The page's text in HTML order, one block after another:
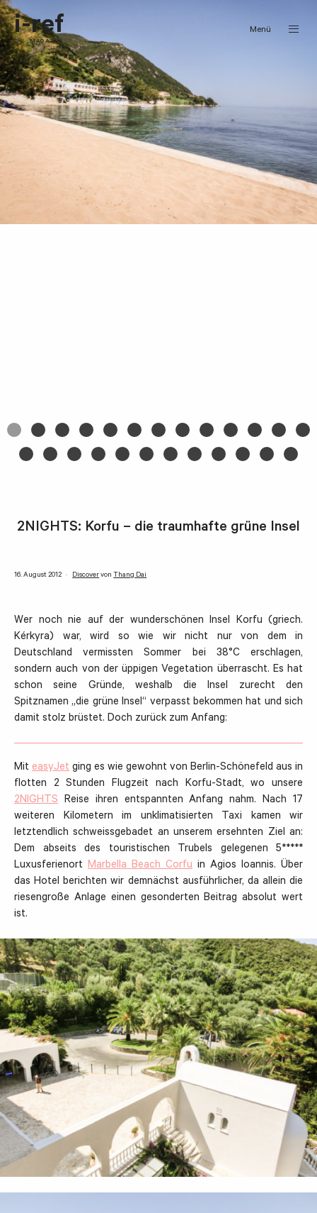
i-ref
MAGAZIN
Menü
2NIGHTS: Korfu – die traumhafte grüne Insel
16. August 2012 Discovervon Thang Dai
Wer noch nie auf der wunderschönen Insel Korfu (griech.
Kérkyra) war, wird so wie wir nicht nur von dem in
Deutschland vermissten Sommer bei 38°C erschlagen,
sondern auch von der üppigen Vegetation überrascht. Es hat
schon seine Gründe, weshalb die Insel zurecht den
Spitznamen „die grüne Insel“ verpasst bekommen hat und sich
damit stolz brüstet. Doch zurück zum Anfang:
Mit easyJet ging es wie gewohnt von Berlin-Schönefeld aus in
flotten 2 Stunden Flugzeit nach Korfu-Stadt, wo unsere
2NIGHTS Reise ihren entspannten Anfang nahm. Nach 17
weiteren Kilometern im unklimatisierten Taxi kamen wir
letztendlich schweissgebadet an unserem ersehnten Ziel an:
Dem abseits des touristischen Trubels gelegenen 5*****
Luxusferienort Marbella Beach Corfu in Agios Ioannis. Über
das Hotel berichten wir demnächst ausführlicher, da allein die
riesengroße Anlage einen gesonderten Beitrag absolut wert
ist.